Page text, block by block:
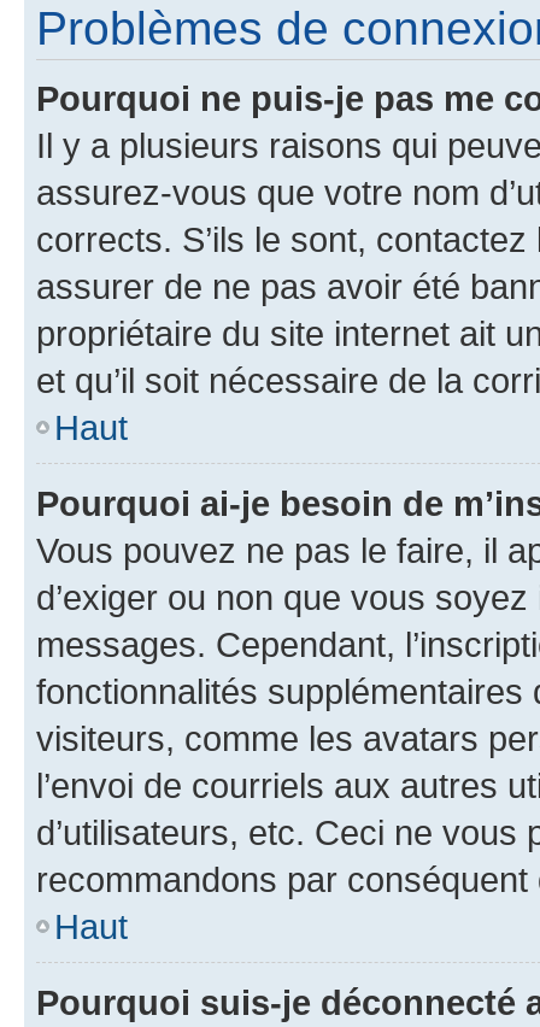
Problèmes de
Pourquoi ne puis-je pas me
Il y a plusieurs raisons qui
assurez-vous que votre nom
corrects. S’ils le sont,
assurer de ne pas avoir été
propriétaire du site internet ait
et qu’il soit nécessaire de la
Haut
Pourquoi ai-je besoin de
Vous pouvez ne pas le faire, il
d’exiger ou non que vous
messages. Cependant,
fonctionnalités
visiteurs, comme les avatars
l’envoi de courriels aux autres
d’utilisateurs, etc. Ceci ne vous
recommandons par conséquent
Haut
Pourquoi suis-je déconnecté